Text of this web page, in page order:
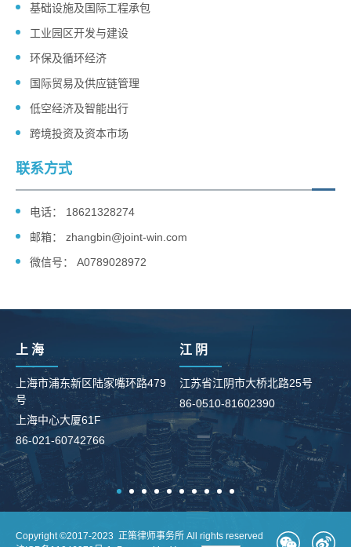
基础设施及国际工程承包
工业园区开发与建设
环保及循环经济
国际贸易及供应链管理
低空经济及智能出行
跨境投资及资本市场
联系方式
电话： 18621328274
邮箱： zhangbin@joint-win.com
微信号： A0789028972
上 海
上海市浦东新区陆家嘴环路479
号
上海中心大厦61F
86-021-60742766
江 阴
江苏省江阴市大桥北路25号
86-0510-81602390
Copyright ©2017-2023 正策律师事务所 All rights reserved